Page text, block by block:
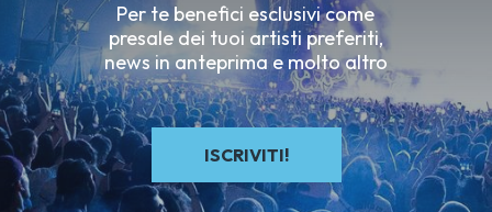
Per te benefici esclusivi come
presale dei tuoi artisti preferiti,
news in anteprima e molto altro
ISCRIVITI!